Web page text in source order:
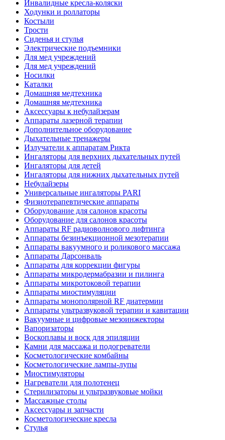
Инвалидные кресла-коляски
Ходунки и роллаторы
Костыли
Трости
Сиденья и стулья
Электрические подъемники
Для мед учреждений
Для мед учреждений
Носилки
Каталки
Домашняя медтехника
Домашняя медтехника
Аксессуары к небулайзерам
Аппараты лазерной терапии
Дополнительное оборудование
Дыхательные тренажеры
Излучатели к аппаратам Рикта
Ингаляторы для верхних дыхательных путей
Ингаляторы для детей
Ингаляторы для нижних дыхательных путей
Небулайзеры
Универсальные ингаляторы PARI
Физиотерапевтические аппараты
Оборудование для салонов красоты
Оборудование для салонов красоты
Аппараты RF радиоволнового лифтинга
Аппараты безинъекционной мезотерапии
Аппараты вакуумного и роликового массажа
Аппараты Дарсонваль
Аппараты для коррекции фигуры
Аппараты микродермабразии и пилинга
Аппараты микротоковой терапии
Аппараты миостимуляции
Аппараты монополярной RF диатермии
Аппараты ультразвуковой терапии и кавитации
Вакуумные и цифровые мезоинжекторы
Вапоризаторы
Воскоплавы и воск для эпиляции
Камни для массажа и подогреватели
Косметологические комбайны
Косметологические лампы-лупы
Миостимуляторы
Нагреватели для полотенец
Стерилизаторы и ультразвуковые мойки
Массажные столы
Аксессуары и запчасти
Косметологические кресла
Стулья